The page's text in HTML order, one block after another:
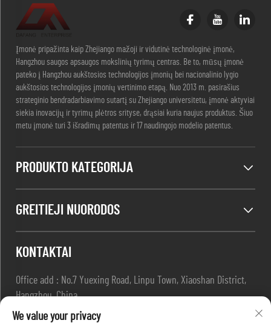
Įmonė pripažinta kaip Zhejiango mažoji ir vidutinė technologinė įmonė,
Hangzhou saugos apsaugos mokslinių tyrimų centras. Be to, mūsų įmonė
pateko į Hangzhou aukštosios technologijos įmonių bei nacionalinio lygio
aukštosios technologijos įmonių vertinimo etapą. Nuo 2013 m. pasirašius
strateginio bendradarbiavimo sutartį su Zhejiango universitetu, įmonė aktyviai
siekia inovacijų ir tyrimų plėtros srityse, drąsiai kuria naujus produktus. Šiuo
metu įmonė turi 3 išradimų patentus ir 17 naudingojo modelio patentus.
PRODUKTO KATEGORIJA
GREITIEJI NUORODOS
KONTAKTAI
Office add : No.7 Yuexing Road, Linpu Town, Xiaoshan District,
Hangzhou, China
E-paslaugas:[email protected]
We value your privacy